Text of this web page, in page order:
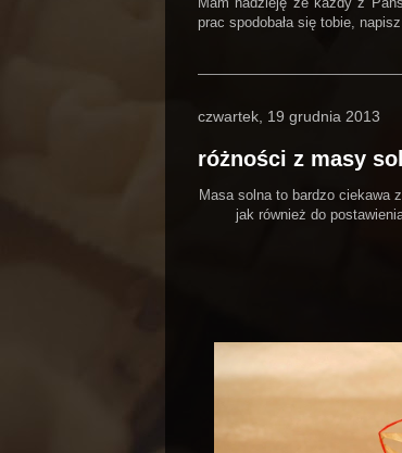
prac spodobała się tobie,
czwartek, 19 grudnia 2013
różności z masy
Masa solna to bardzo ciekawa
jak również do